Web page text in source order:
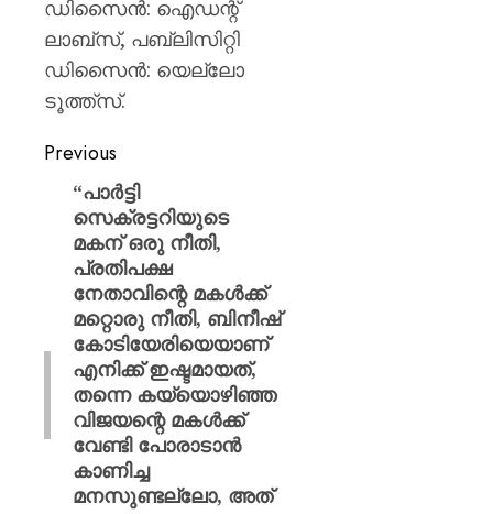
ഡിസൈൻ: ഐഡന്റ്
ലാബ്‌സ്, പബ്ലിസിറ്റി
ഡിസൈൻ: യെല്ലോ
ടൂത്ത്‌സ്.
Previous
“പാർട്ടി
സെക്രട്ടറിയുടെ
മകന് ഒരു നീതി,
പ്രതിപക്ഷ
നേതാവിന്റെ മകൾക്ക്
മറ്റൊരു നീതി, ബിനീഷ്
കോടിയേരിയെയാണ്
എനിക്ക് ഇഷ്ടമായത്,
തന്നെ കയ്യൊഴിഞ്ഞ
വിജയന്റെ മകള്‍ക്ക്
വേണ്ടി പോരാടാന്‍
കാണിച്ച
മനസുണ്ടല്ലോ, അത്